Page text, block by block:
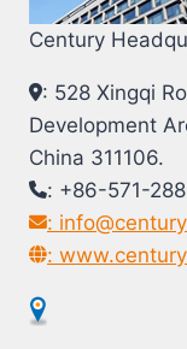
Century
: 528 Xingqi
Development
China 311106.
: +86-571-
:
: